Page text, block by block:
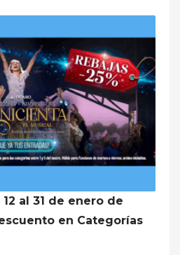
al 31 de enero de
en Categorías